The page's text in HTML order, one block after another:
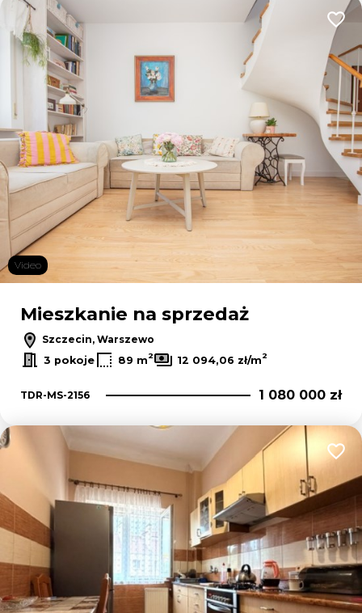
Video
Mieszkanie na sprzedaż
Szczecin, Warszewo
3 pokoje
89 m2 12 094,06 zł/m2
TDR-MS-2156 1 080 000 zł